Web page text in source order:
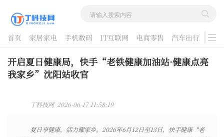
首页 家居家电 手机数码 IT互联网 电商零售 汽车出行
游戏
酷品评测
开启夏日健康局，快手“老铁健康加油站·健康点亮
我家乡”沈阳站收官
丁科技网 2026-06-17 11:58:19
夏日享健康，活力耀家乡。2026年6月12日至13日，快手健康“老